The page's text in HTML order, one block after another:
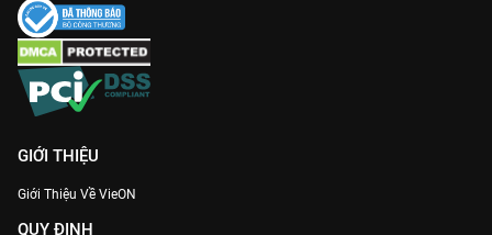
GIỚI THIỆU
Giới Thiệu Về VieON
QUY ĐỊNH